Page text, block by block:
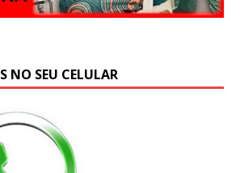
NO SEU CELULAR